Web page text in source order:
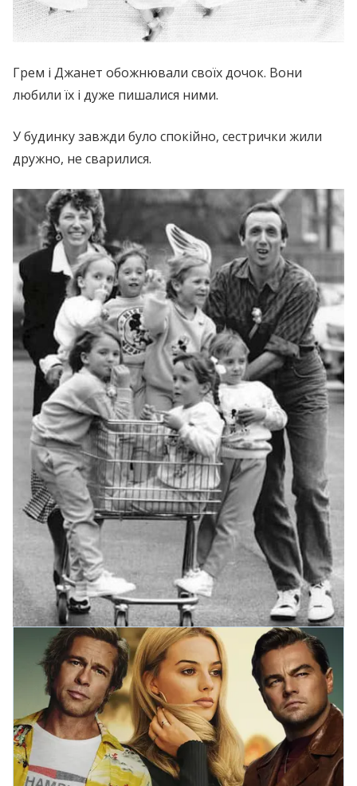
Грем і Джанет обожнювали своїх дочок. Вони
любили їх і дуже пишалися ними.
У будинку завжди було спокійно, сестрички жили
дружно, не сварилися.